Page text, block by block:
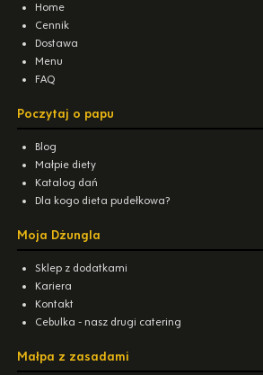
Home
Cennik
Dostawa
Menu
FAQ
Poczytaj o papu
Blog
Małpie diety
Katalog dań
Dla kogo dieta pudełkowa?
Moja Dżungla
Sklep z dodatkami
Kariera
Kontakt
Cebulka - nasz drugi catering
Małpa z zasadami